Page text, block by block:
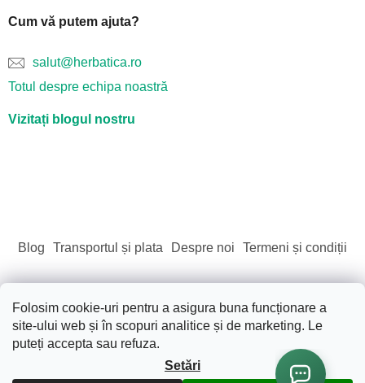
Folosim cookie-uri pentru a asigura buna funcționare a
site-ului web și în scopuri analitice și de marketing. Le
puteți accepta sau refuza.
Setări
Cum vă putem ajuta?
salut@herbatica.ro
Totul despre echipa noastră
Vizitați blogul nostru
Blog Transportul și plata Despre noi Termeni și condiții
Creat de Shoptet
Drepturi de autor 2026Sãnãtate. Frumusete. Natura..